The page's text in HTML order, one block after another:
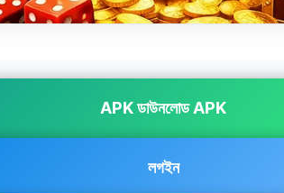
APK ডাউনলোড APK
লগইন